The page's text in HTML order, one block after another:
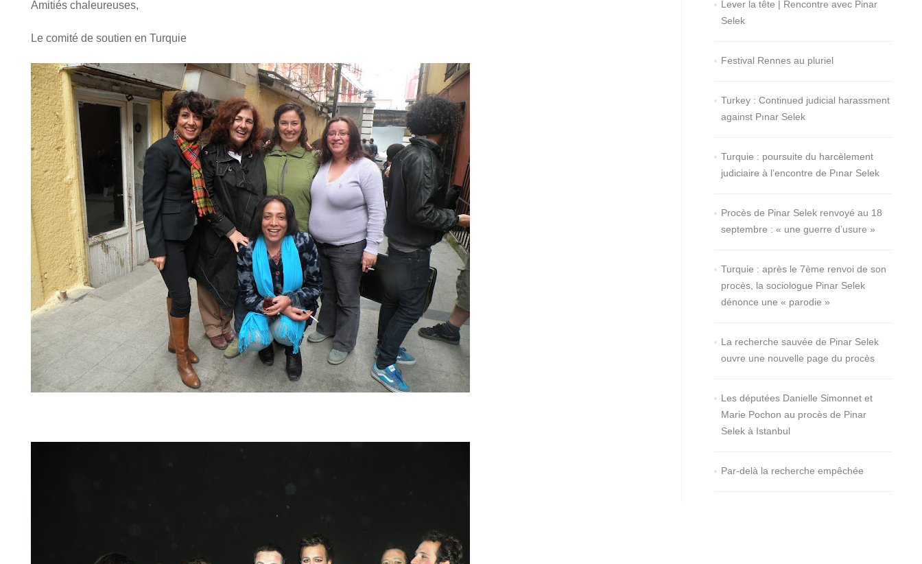
Ami­tiés cha­leu­reuses,
Le comi­té de sou­tien en Tur­quie
Lever la tête | Rencontre avec Pinar
Selek
Festival Rennes au pluriel
Turkey : Continued judicial harassment
against Pınar Selek
Turquie : poursuite du harcèlement
judiciaire à l’encontre de Pınar Selek
Procès de Pinar Selek renvoyé au 18
septembre : « une guerre d’usure »
Turquie : après le 7ème renvoi de son
procès, la sociologue Pinar Selek
dénonce une « parodie »
La recherche sauvée de Pinar Selek
ouvre une nouvelle page du procès
Les députées Danielle Simonnet et
Marie Pochon au procès de Pinar
Selek à Istanbul
Par-delà la recherche empêchée